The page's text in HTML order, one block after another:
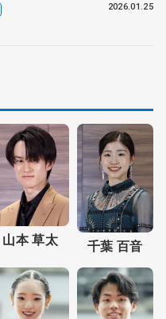
2026.01.25
山本 草太 千葉 百音